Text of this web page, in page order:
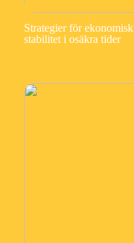
Strategier för ekonomisk
stabilitet i osäkra tider